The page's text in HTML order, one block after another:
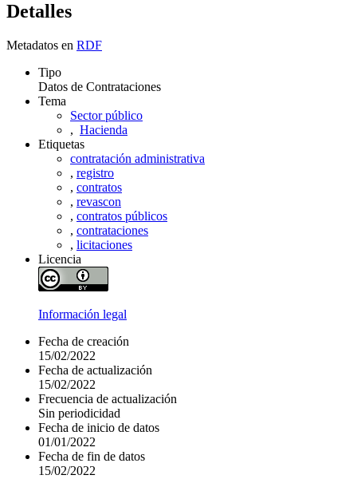
Detalles
Metadatos en RDF
Tipo
Datos de Contrataciones
Tema
Sector público
, Hacienda
Etiquetas
contratación administrativa
, registro
, contratos
, revascon
, contratos públicos
, contrataciones
, licitaciones
Licencia
Información legal
Fecha de creación
15/02/2022
Fecha de actualización
15/02/2022
Frecuencia de actualización
Sin periodicidad
Fecha de inicio de datos
01/01/2022
Fecha de fin de datos
15/02/2022